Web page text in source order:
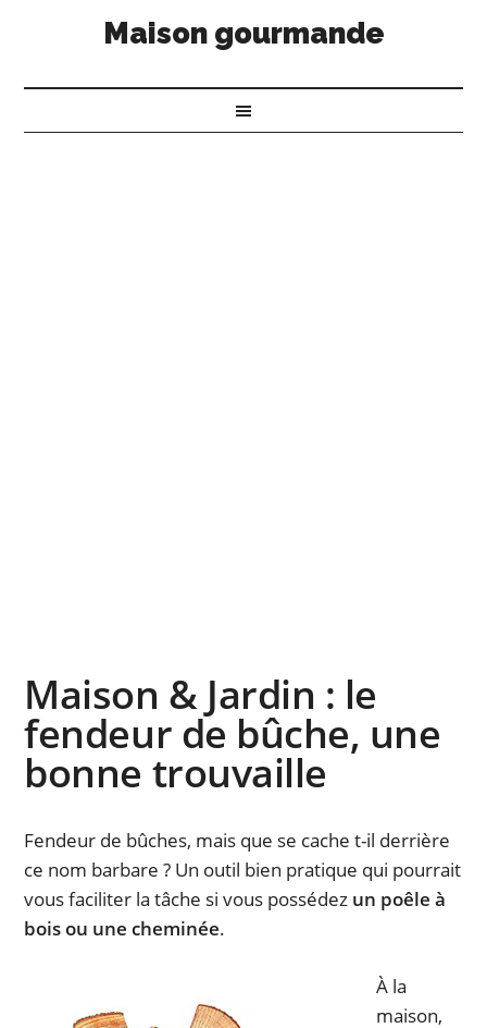
Maison gourmande
Maison & Jardin : le
fendeur de bûche, une
bonne trouvaille
Fendeur de bûches, mais que se cache t-il derrière
ce nom barbare ? Un outil bien pratique qui pourrait
vous faciliter la tâche si vous possédez un poêle à
bois ou une cheminée.
À la
maison,